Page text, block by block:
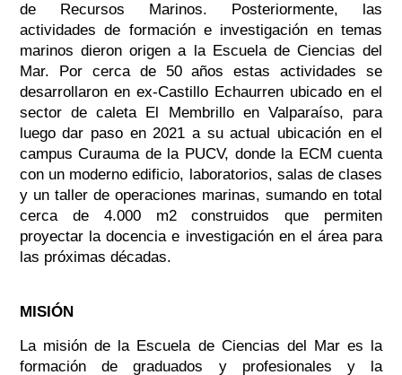
de Recursos Marinos. Posteriormente, las
actividades de formación e investigación en temas
marinos dieron origen a la Escuela de Ciencias del
Mar. Por cerca de 50 años estas actividades se
desarrollaron en ex-Castillo Echaurren ubicado en el
sector de caleta El Membrillo en Valparaíso, para
luego dar paso en 2021 a su actual ubicación en el
campus Curauma de la PUCV, donde la ECM cuenta
con un moderno edificio, laboratorios, salas de clases
y un taller de operaciones marinas, sumando en total
cerca de 4.000 m2construidos que permiten
proyectar la docencia e investigación en el área para
las próximas décadas.
MISIÓN
La misión de la Escuela de Ciencias del Mar es la
formación de graduados y profesionales y la